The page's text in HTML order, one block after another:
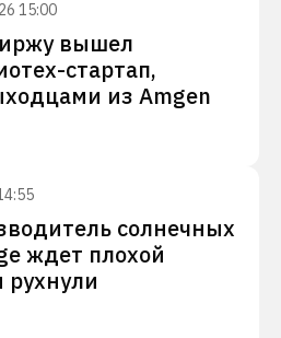
15:00
вышел
стартап,
из Amgen
солнечных
ждет плохой
рухнули